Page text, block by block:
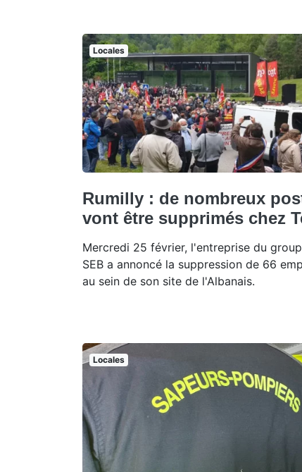
Locales
Rumilly : de nombreux
vont être supprimés chez
Mercredi 25 février, l'entreprise du
SEB a annoncé la suppression de 66
au sein de son site de l'Albanais.
Locales